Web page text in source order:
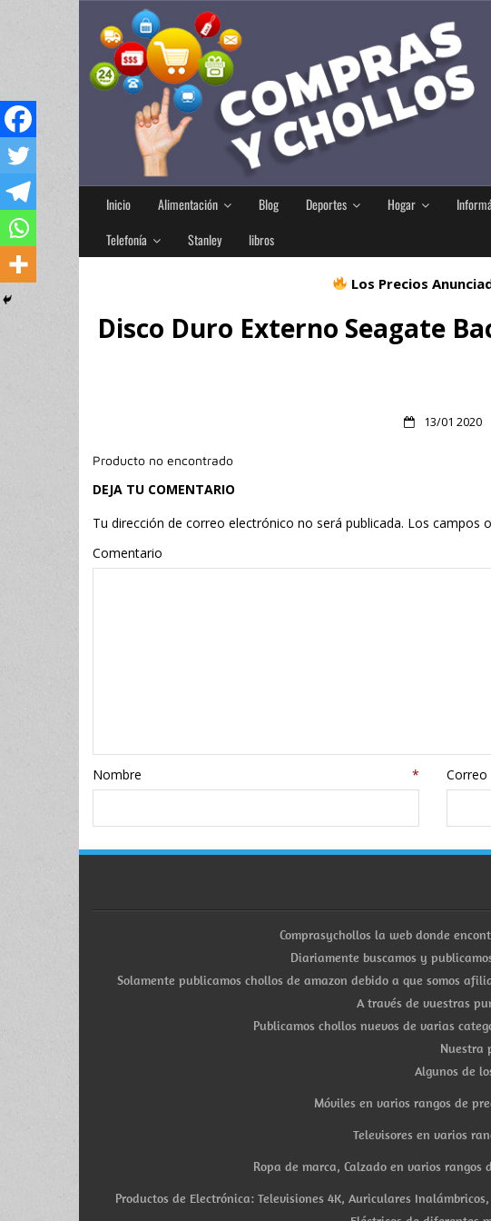
Inicio Alimentación Blog Deportes Hogar
Telefonía
Stanley libros
Los Precios
Disco Duro Externo Seagate
13/01 2020
Producto no encontrado
DEJA TU COMENTARIO
Tu dirección de correo electrónico no será publicada. Los campos
Comentario
Nombre*
Comprasychollos la web donde
Diariamente buscamos y
Solamente publicamos chollos de amazon debido a que somos
A través de vuestras
Publicamos chollos nuevos de varias
Nuestra
Algunos de
Móviles en varios rangos de
Televisores en varios
Ropa de marca, Calzado en varios rangos
Productos de Electrónica: Televisiones 4K, Auriculares